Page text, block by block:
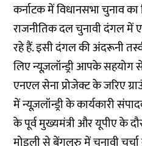
कर्नाटक में विधानसभा चुनाव
राजनीतिक दल चुनावी दंगल में
रहे हैं. इसी दंगल की अंदरूनी
लिए न्यूज़लॉन्ड्री आपके सहयोग
एनएल सेना प्रोजेक्ट के जरिए
में न्यूज़लॉन्ड्री के कार्यकारी
के पूर्व मुख्यमंत्री और यूपीए के